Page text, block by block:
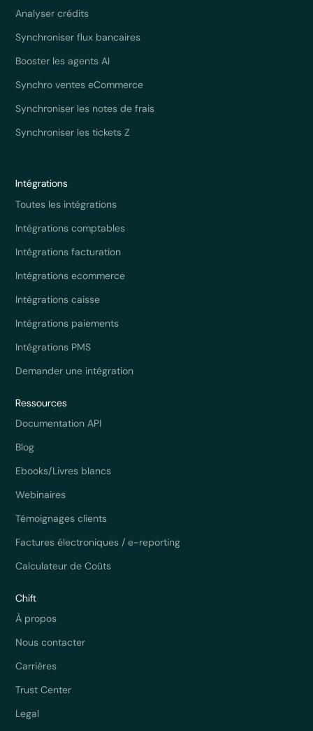
Analyser crédits
Synchroniser flux bancaires
Booster les agents AI
Synchro ventes eCommerce
Synchroniser les notes de frais
Synchroniser les tickets Z
Intégrations
Toutes les intégrations
Intégrations comptables
Intégrations facturation
Intégrations ecommerce
Intégrations caisse
Intégrations paiements
Intégrations PMS
Demander une intégration
Ressources
Documentation API
Blog
Ebooks/Livres blancs
Webinaires
Témoignages clients
Factures électroniques / e-reporting
Calculateur de Coûts
Chift
À propos
Nous contacter
Carrières
Trust Center
Legal